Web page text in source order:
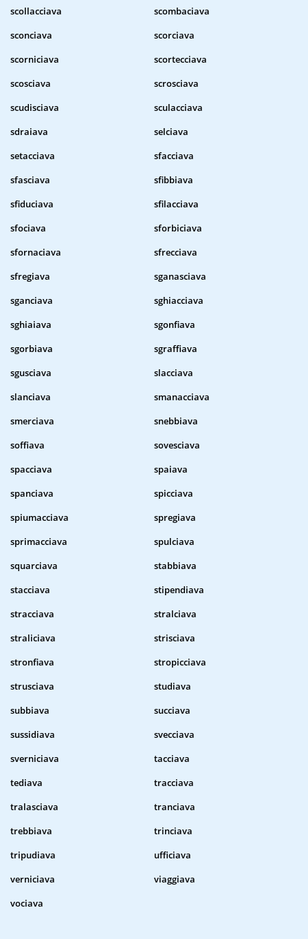
scollacciava
scombaciava
sconciava
scorciava
scorniciava
scortecciava
scosciava
scrosciava
scudisciava
sculacciava
sdraiava
selciava
setacciava
sfacciava
sfasciava
sfibbiava
sfiduciava
sfilacciava
sfociava
sforbiciava
sfornaciava
sfrecciava
sfregiava
sganasciava
sganciava
sghiacciava
sghiaiava
sgonfiava
sgorbiava
sgraffiava
sgusciava
slacciava
slanciava
smanacciava
smerciava
snebbiava
soffiava
sovesciava
spacciava
spaiava
spanciava
spicciava
spiumacciava
spregiava
sprimacciava
spulciava
squarciava
stabbiava
stacciava
stipendiava
stracciava
stralciava
straliciava
strisciava
stronfiava
stropicciava
strusciava
studiava
subbiava
succiava
sussidiava
svecciava
sverniciava
tacciava
tediava
tracciava
tralasciava
tranciava
trebbiava
trinciava
tripudiava
ufficiava
verniciava
viaggiava
vociava